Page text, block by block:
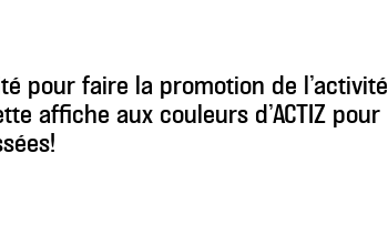
pour faire la promotion de l’activité
affiche aux couleurs d’ACTIZ pour